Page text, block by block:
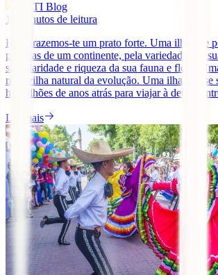
IATI Blog
13
minutos de leitura
Hoje trazemos-te um prato forte. Uma ilha que
próprias de um continente, pela variedade das
singularidade e riqueza da sua fauna e flora.
maravilha natural da evolução. Uma ilha que se
há milhões de anos atrás para viajar à deriva
Ler mais